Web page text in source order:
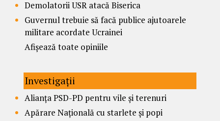
Demolatorii USR atacă Biserica
Guvernul trebuie să facă publice ajutoarele
militare acordate Ucrainei
Afișează toate opiniile
Investigații
Alianța PSD-PD pentru vile și terenuri
Apărare Națională cu starlete și popi